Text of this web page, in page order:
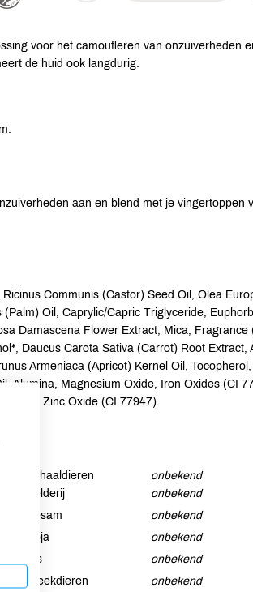
voor het camoufleren van onzuiverheden
de huid ook langdurig.
aan en blend met je vingertoppen
Communis (Castor) Seed Oil, Olea
Oil, Caprylic/Capric Triglyceride,
Damascena Flower Extract, Mica, Fragrance
Daucus Carota Sativa (Carrot) Root Extract,
Armeniaca (Apricot) Kernel Oil, Tocopherol,
Alumina, Magnesium Oxide, Iron Oxides (CI
Zinc Oxide (CI 77947).
Schaaldieren
onbekend
Selderij
onbekend
Sesam
onbekend
Soja
onbekend
Vis
onbekend
Weekdieren
onbekend